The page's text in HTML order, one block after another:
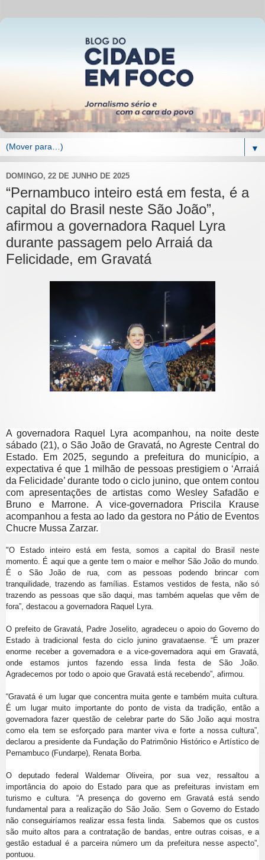
▼
DOMINGO, 22 DE JUNHO DE 2025
“Pernambuco inteiro está em festa, é a
capital do Brasil neste São João”,
afirmou a governadora Raquel Lyra
durante passagem pelo Arraiá da
Felicidade, em Gravatá
A governadora Raquel Lyra acompanhou, na noite deste
sábado (21), o São João de Gravatá, no Agreste Central do
Estado. Em 2025, segundo a prefeitura do município, a
expectativa é que 1 milhão de pessoas prestigiem o ‘Arraiá
da Felicidade’ durante todo o ciclo junino, que ontem contou
com apresentações de artistas como Wesley Safadão e
Bruno e Marrone. A vice-governadora Priscila Krause
acompanhou a festa ao lado da gestora no Pátio de Eventos
Chucre Mussa Zarzar.
"O Estado inteiro está em festa, somos a capital do Brasil neste
momento. É aqui que a gente tem o maior e melhor São João do mundo.
É o São João de rua, com as pessoas podendo brincar com
tranquilidade, trazendo as famílias. Estamos vestidos de festa, não só
trazendo as pessoas que são daqui, mas também aquelas que vêm de
fora”, destacou a governadora Raquel Lyra.
O prefeito de Gravatá, Padre Joselito, agradeceu o apoio do Governo do
Estado à tradicional festa do ciclo junino gravataense. “É um prazer
enorme receber a governadora e a vice-governadora aqui em Gravatá,
onde estamos juntos fazendo essa linda festa de São João.
Agradecemos por todo o apoio que Gravatá está recebendo”, afirmou.
“Gravatá é um lugar que concentra muita gente e também muita cultura.
É um lugar muito importante do ponto de vista da tradição, então a
governadora fazer questão de celebrar parte do São João aqui mostra
como ela tem se esforçado para manter viva e forte a nossa cultura”,
declarou a presidente da Fundação do Patrimônio Histórico e Artístico de
Pernambuco (Fundarpe), Renata Borba.
O deputado federal Waldemar Oliveira, por sua vez, ressaltou a
importância do apoio do Estado para que as prefeituras invistam em
turismo e cultura. “A presença do governo em Gravatá está sendo
fundamental para a realização do São João. Sem o Governo do Estado
não conseguiríamos realizar essa festa linda. Sabemos que os custos
são muito altos para a contratação de bandas, entre outras coisas, e a
gestão estadual é a parceira número um da prefeitura nesse aspecto”,
pontuou.